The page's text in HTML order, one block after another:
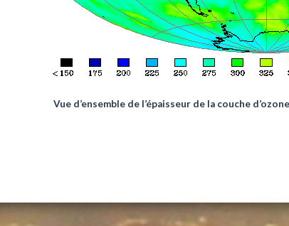
Vue d’ensemble de l’épaisseur de la couche